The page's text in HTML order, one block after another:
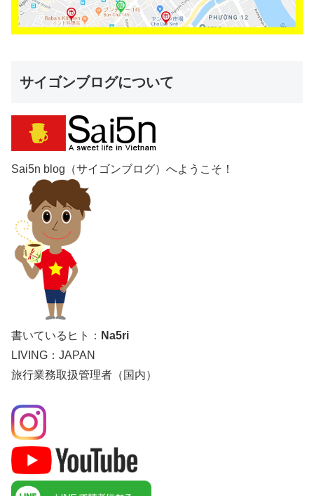
サイゴンブログについて
Sai5n blog（サイゴンブログ）へようこそ！
書いているヒト： Na5ri
LIVING：JAPAN
旅行業務取扱管理者（国内）